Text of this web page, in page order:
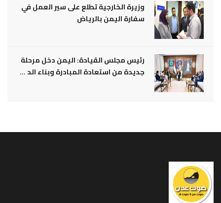
وزيرة الخارجية تطلع على سير العمل في
سفارة اليمن بالرياض
رئيس مجلس القيادة: اليمن دخل مرحلة
جديدة من استعادة المبادرة وبناء الد ...